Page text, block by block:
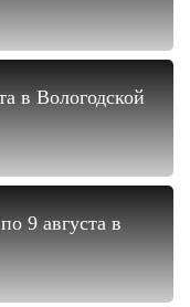
в Вологодской
9 августа в